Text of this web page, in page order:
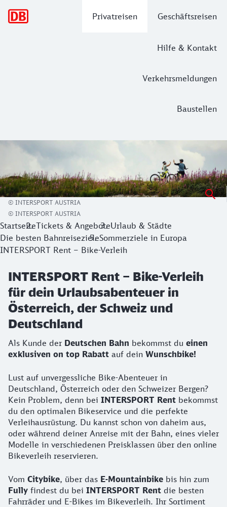
Privatreisen Geschäftsreisen
Hilfe & Kontakt
Verkehrsmeldungen
Baustellen
INTERSPORT Rent – Bike-Verleih
Als Kunde derDeutschen Bahn bekommst dueinen
Lust auf unvergessliche Bike-Abenteuer in Deutschland,
Vom Citybike , über das E-Mountainbike bis hin zum
Tipp: Damit das Wunschbike bei deiner Ankunft auch
© INTERSPORT AUSTRIA
© INTERSPORT AUSTRIA
StartseiteTickets & AngeboteUrlaub & Städte
Die besten BahnreisezieleSommerziele in Europa
INTERSPORT Rent – Bike-Verleih
INTERSPORT Rent – Bike-Verleih
für dein Urlaubsabenteuer in
Österreich, der Schweiz und
Deutschland
Als Kunde der Deutschen Bahn bekommst du einen
exklusiven on top Rabatt auf dein Wunschbike!
Lust auf unvergessliche Bike-Abenteuer in
Deutschland, Österreich oder den Schweizer Bergen?
Kein Problem, denn bei INTERSPORT Rent bekommst
du den optimalen Bikeservice und die perfekte
Verleihausrüstung. Du kannst schon von daheim aus,
oder während deiner Anreise mit der Bahn, eines vieler
Modelle in verschiedenen Preisklassen über den online
Bikeverleih reservieren.
Vom Citybike, über das E-Mountainbike bis hin zum
Fully findest du bei INTERSPORT Rent die besten
Fahrräder und E-Bikes im Bikeverleih. Ihr Sortiment